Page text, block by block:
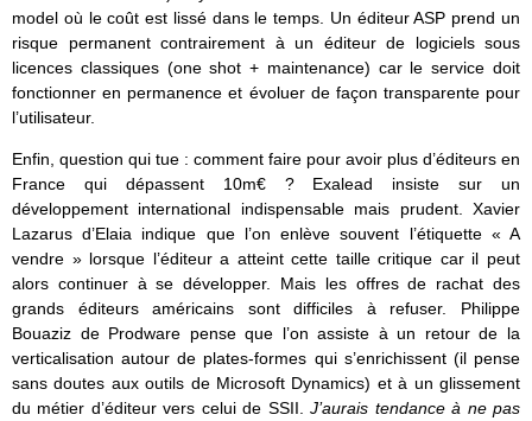
model où le coût est lissé dans le temps. Un éditeur ASP prend un
risque permanent contrairement à un éditeur de logiciels sous
licences classiques (one shot + maintenance) car le service doit
fonctionner en permanence et évoluer de façon transparente pour
l’utilisateur.
Enfin, question qui tue : comment faire pour avoir plus d’éditeurs en
France qui dépassent 10m€ ? Exalead insiste sur un
développement international indispensable mais prudent. Xavier
Lazarus d’Elaia indique que l’on enlève souvent l’étiquette « A
vendre » lorsque l’éditeur a atteint cette taille critique car il peut
alors continuer à se développer. Mais les offres de rachat des
grands éditeurs américains sont difficiles à refuser. Philippe
Bouaziz de Prodware pense que l’on assiste à un retour de la
verticalisation autour de plates-formes qui s’enrichissent (il pense
sans doutes aux outils de Microsoft Dynamics) et à un glissement
du métier d’éditeur vers celui de SSII.J’aurais tendance à ne pas